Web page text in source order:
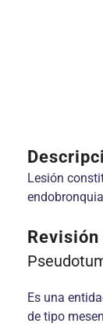
Lesión
Revisión
Es una
de tipo